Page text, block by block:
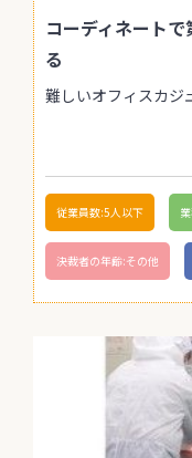
コーディネート
る
難しいオフィスカジ
従業員数:5人以下
決裁者の年齢:その他